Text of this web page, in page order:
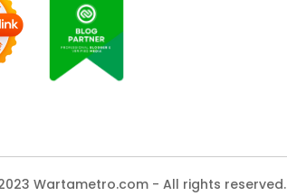
Wartametro.com - All rights reserved.